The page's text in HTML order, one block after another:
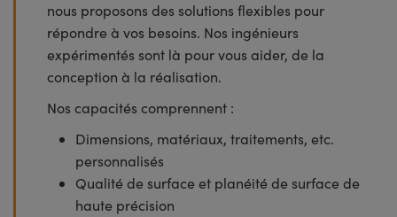
nous proposons des solutions flexibles pour
répondre à vos besoins. Nos ingénieurs
expérimentés sont là pour vous aider, de la
conception à la réalisation.
Nos capacités comprennent :
Dimensions, matériaux, traitements, etc.
personnalisés
Qualité de surface et planéité de surface de
haute précision